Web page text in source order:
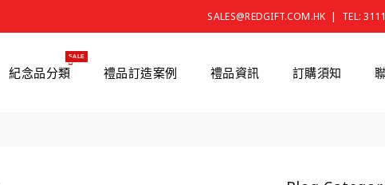
SALES@REDGIFT.COM.HK | TEL:
紀念品分類
SALE
禮品訂造案例 禮品資訊 訂購須知